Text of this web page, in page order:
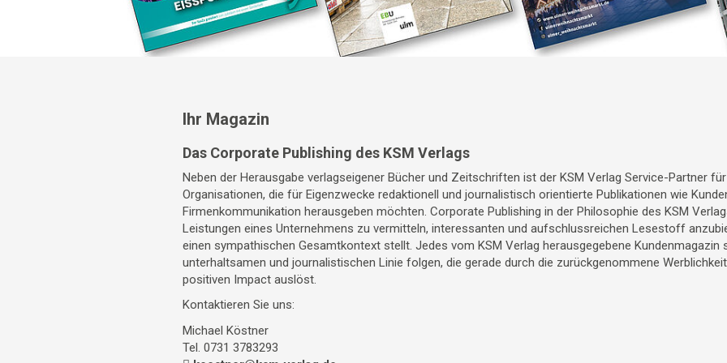
Ihr Magazin
Das Corporate Publishing des KSM Verlags
Neben der Herausgabe verlagseigener Bücher und Zeitschriften ist der KSM Verlag Service-Partner
Organisationen, die für Eigenzwecke redaktionell und journalistisch orientierte Publikationen wie
Firmenkommunikation herausgeben möchten. Corporate Publishing in der Philosophie des KSM
Leistungen eines Unternehmens zu vermitteln, interessanten und aufschlussreichen Lesestoff
einen sympathischen Gesamtkontext stellt. Jedes vom KSM Verlag herausgegebene Kundenmagazin
unterhaltsamen und journalistischen Linie folgen, die gerade durch die zurückgenommene
positiven Impact auslöst.
Kontaktieren Sie uns:
Michael Köstner
Tel. 0731 3783293